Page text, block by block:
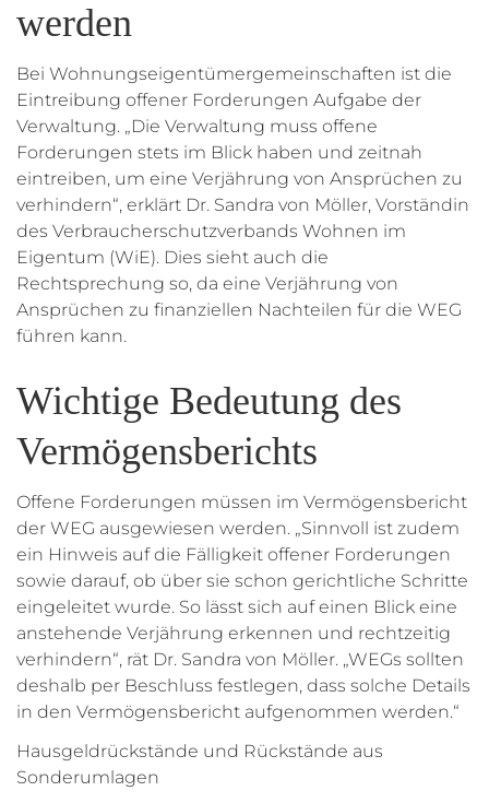
werden
Bei Wohnungseigentümergemeinschaften ist die
Eintreibung offener Forderungen Aufgabe der
Verwaltung. „Die Verwaltung muss offene
Forderungen stets im Blick haben und zeitnah
eintreiben, um eine Verjährung von Ansprüchen zu
verhindern“, erklärt Dr. Sandra von Möller, Vorständin
des Verbraucherschutzverbands Wohnen im
Eigentum (WiE). Dies sieht auch die
Rechtsprechung so, da eine Verjährung von
Ansprüchen zu finanziellen Nachteilen für die WEG
führen kann.
Wichtige Bedeutung des
Vermögensberichts
Offene Forderungen müssen im Vermögensbericht
der WEG ausgewiesen werden. „Sinnvoll ist zudem
ein Hinweis auf die Fälligkeit offener Forderungen
sowie darauf, ob über sie schon gerichtliche Schritte
eingeleitet wurde. So lässt sich auf einen Blick eine
anstehende Verjährung erkennen und rechtzeitig
verhindern“, rät Dr. Sandra von Möller. „WEGs sollten
deshalb per Beschluss festlegen, dass solche Details
in den Vermögensbericht aufgenommen werden.“
Hausgeldrückstände und Rückstände aus
Sonderumlagen